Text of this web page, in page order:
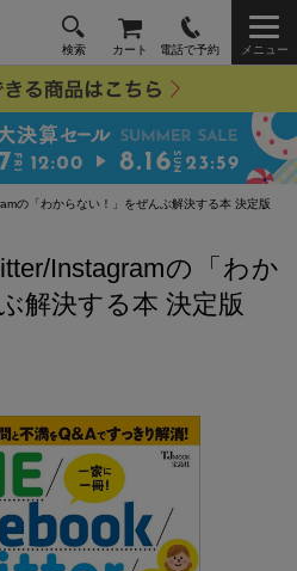
検索 カート 電話で予約 メニュー
の「わからない！」をぜんぶ解決する本 決定版
Instagramの「わか
解決する本 決定版